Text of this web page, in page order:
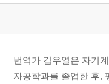
번역가 김우열은 자기
자공학과를 졸업한 후,